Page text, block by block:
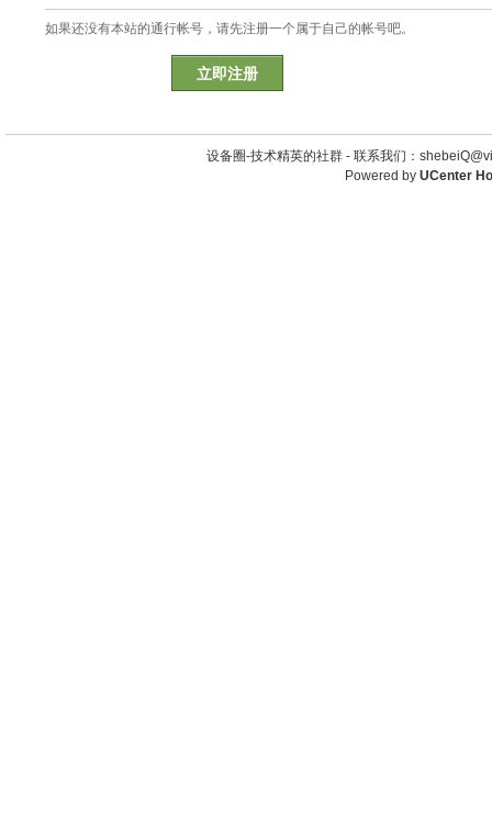
如果还没有本站的通行帐号，请先注册一个属于自己的帐号吧。
立即注册
设备圈-技术精英的社群 - 联系我们：
Powered by UCenter